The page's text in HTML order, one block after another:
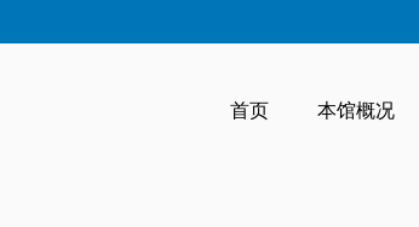
首页 本馆概况